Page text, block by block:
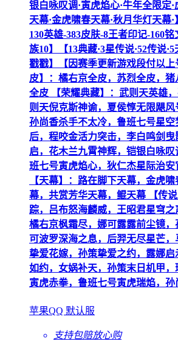
银白咏叹调·寅虎焰心·牛年全限定
天幕·金虎啸春天幕·秋月华灯天幕
130英雄-383皮肤-8王者印记-160
族10】【13典藏·3星传说·52传说·5
戳戳】【因赛季更新游戏段付以
皮】：橘右京全皮，苏烈全皮，
全皮 【荣耀典藏】：武则天英雄
则天倪克斯神谕，夏侯惇无限飓风
孙尚香杀手不太冷，鲁班七号星
后，程咬金活力突击，李白鸣剑
启，花木兰九霄神辉，铠银白咏
班七号寅虎焰心，狄仁杰星际治
【天幕】：路在脚下天幕，金虎
幕，共赏芳华天幕，鲲天幕 【传
踪，吕布怒海麟威，王昭君星穹之
橘右京枫霜尽，娜可露露前尘镜
可波罗深海之息，后羿无尽星芒
挚爱花嫁，孙策挚爱之约，露娜启
如约，女娲补天，孙策末日机甲
寅虎赤拳，鲁班七号寅虎瑞焰，孙
苹果QQ 默认服
支持包赔放心购